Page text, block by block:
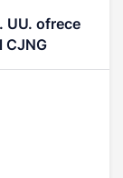
UU. ofrece
CJNG